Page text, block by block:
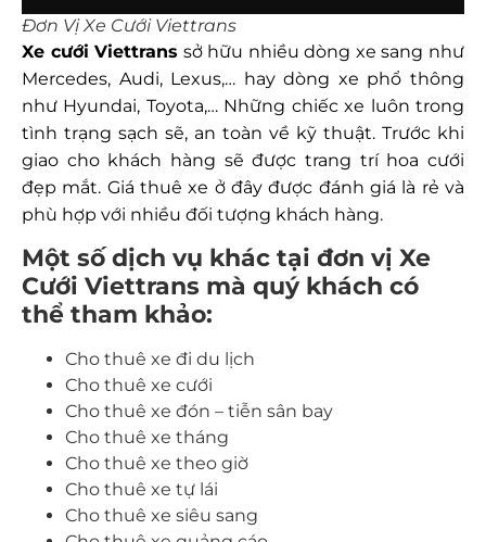
Đơn Vị Xe Cưới Viettrans
Xe cưới Viettrans sở hữu nhiều dòng xe sang như
Mercedes, Audi, Lexus,… hay dòng xe phổ thông
như Hyundai, Toyota,… Những chiếc xe luôn trong
tình trạng sạch sẽ, an toàn về kỹ thuật. Trước khi
giao cho khách hàng sẽ được trang trí hoa cưới
đẹp mắt. Giá thuê xe ở đây được đánh giá là rẻ và
phù hợp với nhiều đối tượng khách hàng.
Một số dịch vụ khác tại đơn vị Xe
Cưới Viettrans mà quý khách có
thể tham khảo:
Cho thuê xe đi du lịch
Cho thuê xe cưới
Cho thuê xe đón – tiễn sân bay
Cho thuê xe tháng
Cho thuê xe theo giờ
Cho thuê xe tự lái
Cho thuê xe siêu sang